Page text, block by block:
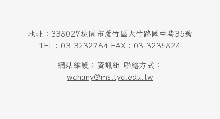
地址：338027桃園市蘆竹區大竹路國中巷35號
TEL：03-3232764 FAX：03-3235824
網站維護：資訊組 聯絡方式：
wchany@ms.tyc.edu.tw